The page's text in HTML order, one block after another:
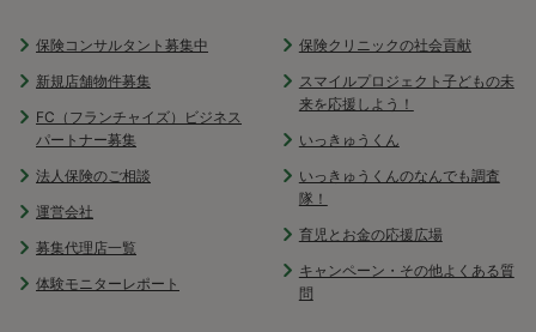
保険コンサルタント募集中
新規店舗物件募集
FC（フランチャイズ）ビジネス
パートナー募集
法人保険のご相談
運営会社
募集代理店一覧
体験モニターレポート
保険クリニックの社会貢献
スマイルプロジェクト子どもの未
来を応援しよう！
いっきゅうくん
いっきゅうくんのなんでも調査
隊！
育児とお金の応援広場
キャンペーン・その他よくある質
問